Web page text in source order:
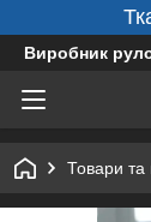
Виробник
Товари та